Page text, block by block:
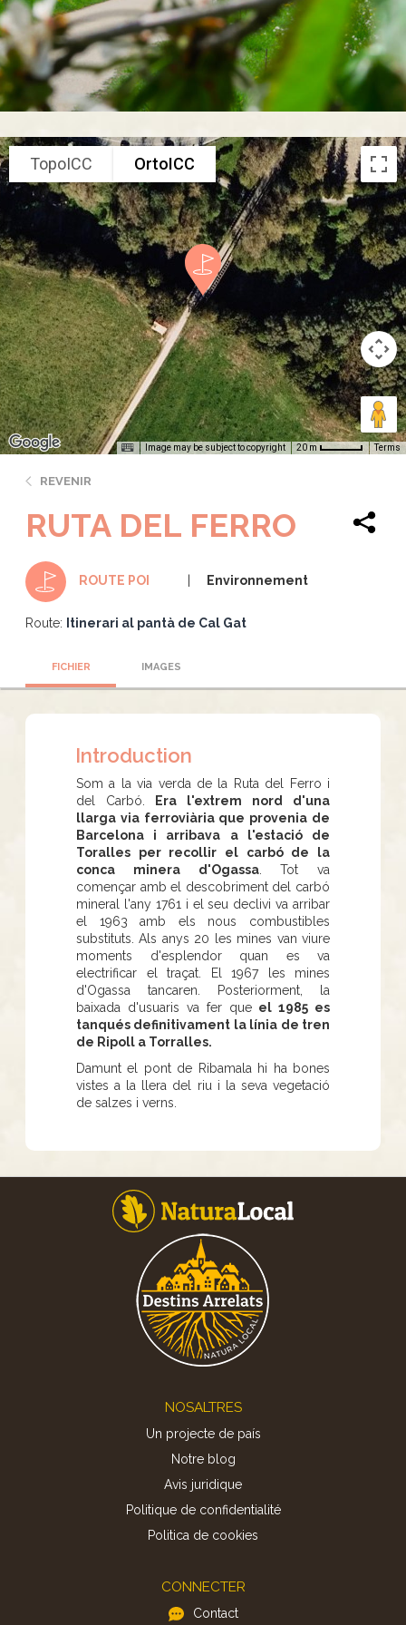
TopoICC OrtoICC
Image may be subject to copyright 20 m Terms
REVENIR
RUTA DEL FERRO
ROUTE POI Environnement
Route: Itinerari al pantà de Cal Gat
FICHIER IMAGES
Introduction
Som a la via verda de la Ruta del Ferro i
del Carbó.
Era l'extrem nord d'una
llarga via ferroviària que provenia de
Barcelona i arribava a l'estació de
Toralles per recollir el carbó de la
conca minera d'Ogassa. Tot va
començar amb el descobriment del carbó
mineral l'any 1761 i el seu declivi va arribar
el 1963 amb els nous combustibles
substituts. Als anys 20 les mines van viure
moments d'esplendor quan es va
electrificar el traçat. El 1967 les mines
d'Ogassa tancaren. Posteriorment, la
baixada d'usuaris va fer que el 1985 es
tanqués definitivament la línia de tren
de Ripoll a Torralles.
Damunt el pont de Ribamala hi ha bones
vistes a la llera del riu i la seva vegetació
de salzes i verns.
NOSALTRES
Un projecte de país
Notre blog
Avis juridique
Politique de confidentialité
Politica de cookies
CONNECTER
Contact